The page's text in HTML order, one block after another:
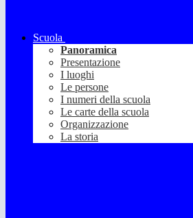
Scuola
Panoramica
Presentazione
I luoghi
Le persone
I numeri della scuola
Le carte della scuola
Organizzazione
La storia